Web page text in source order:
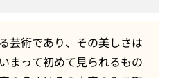
芸術であり、その美しさは
まって初めて見られるもの